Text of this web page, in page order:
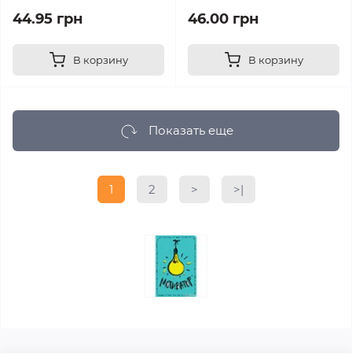
44.95 грн
В корзину
46.00 грн
В корзину
Показать еще
1 2 > >|